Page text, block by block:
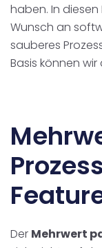
haben. In
Wunsch an
sauberes
Basis können
Der Mehrwert